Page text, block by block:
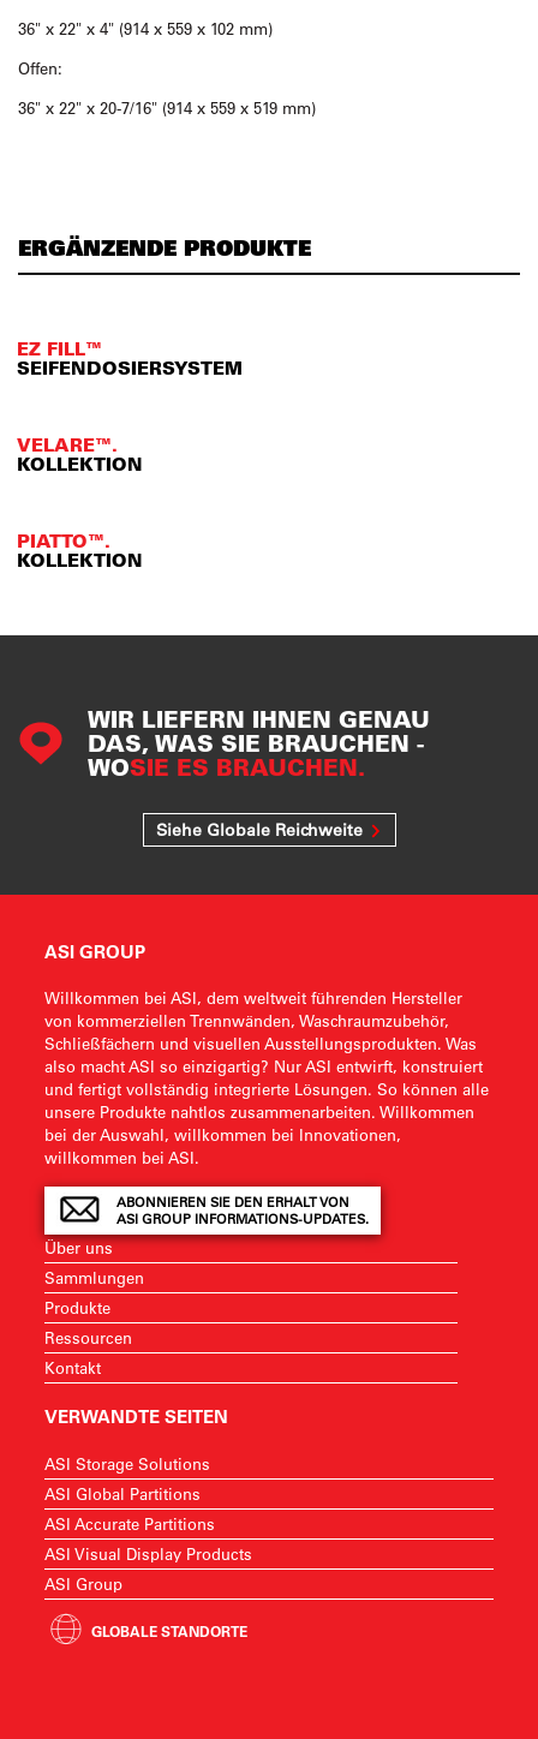
36" x 22" x 4" (914 x 559 x 102 mm)
Offen:
36" x 22" x 20-7/16" (914 x 559 x 519 mm)
ERGÄNZENDE PRODUKTE
EZ FILL™
SEIFENDOSIERSYSTEM
VELARE™.
KOLLEKTION
PIATTO™.
KOLLEKTION
WIR LIEFERN IHNEN GENAU
DAS, WAS SIE BRAUCHEN -
WOSIE ES BRAUCHEN.
Siehe Globale Reichweite
ASI GROUP
Willkommen bei ASI, dem weltweit führenden Hersteller
von kommerziellen Trennwänden, Waschraumzubehör,
Schließfächern und visuellen Ausstellungsprodukten. Was
also macht ASI so einzigartig? Nur ASI entwirft, konstruiert
und fertigt vollständig integrierte Lösungen. So können alle
unsere Produkte nahtlos zusammenarbeiten. Willkommen
bei der Auswahl, willkommen bei Innovationen,
willkommen bei ASI.
ABONNIEREN SIE DEN ERHALT VON
ASI GROUP INFORMATIONS-UPDATES.
Über uns
Sammlungen
Produkte
Ressourcen
Kontakt
VERWANDTE SEITEN
ASI Storage Solutions
ASI Global Partitions
ASI Accurate Partitions
ASI Visual Display Products
ASI Group
GLOBALE STANDORTE